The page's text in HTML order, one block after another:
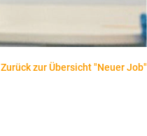
Zurück zur Übersicht "Neuer Job"